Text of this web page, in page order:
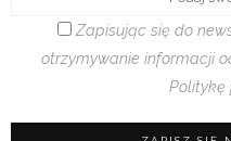
Zapisując się do
otrzymywanie informacji
Politykę